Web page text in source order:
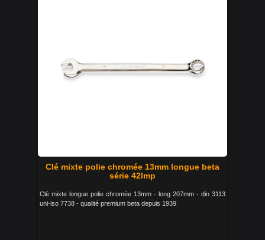
Clé mixte polie chromée 13mm longue beta
série 42lmp
Clé mixte longue polie chromée 13mm - long 207mm - din 3113
uni-iso 7738 - qualité premium beta depuis 1939